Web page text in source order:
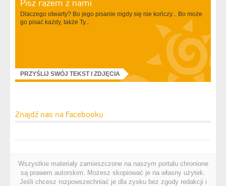
Pisz razem z nami
Dlaczego otwarty? Bo jego pisanie nigdy się nie kończy... Bo może
go pisać każdy, także Ty...
PRZYŚLIJ SWÓJ TEKST I ZDJĘCIA
Znajdź nas na Facebooku
Wszystkie materiały zamieszczone na naszym portalu chronione
są prawem autorskim. Możesz skopiować je na własny użytek.
Jeśli chcesz rozpowszechniać je dla zysku bez zgody redakcji i